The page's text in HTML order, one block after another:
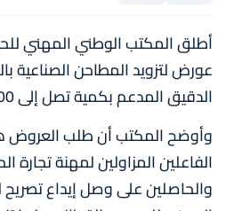
أطلق المكتب الوطني المهني
عورض لتزويد المطاحن الصناعية
الدقيق المدعم بكمية تصل إلى 1.308.000 قنطار.
وأوضح المكتب أن طلب
الفاعلين المزاولين لمهنة تجارة
والحاصلين على وصل إيداع